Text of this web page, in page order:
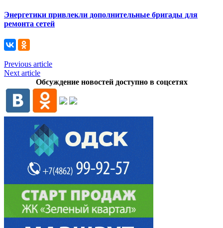
Энергетики привлекли дополнительные бригады для
ремонта сетей
Previous article
Next article
Обсуждение новостей доступно в соцсетях